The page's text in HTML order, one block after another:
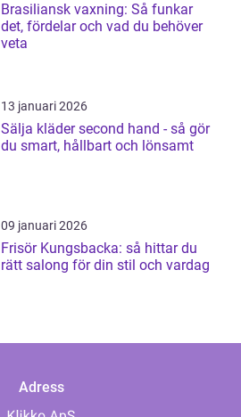
Brasiliansk vaxning: Så funkar
det, fördelar och vad du behöver
veta
13 januari 2026
Sälja kläder second hand - så gör
du smart, hållbart och lönsamt
09 januari 2026
Frisör Kungsbacka: så hittar du
rätt salong för din stil och vardag
Adress